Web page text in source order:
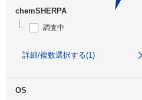
chemSHERPA
調査中
詳細/複数選択する(1)
OS